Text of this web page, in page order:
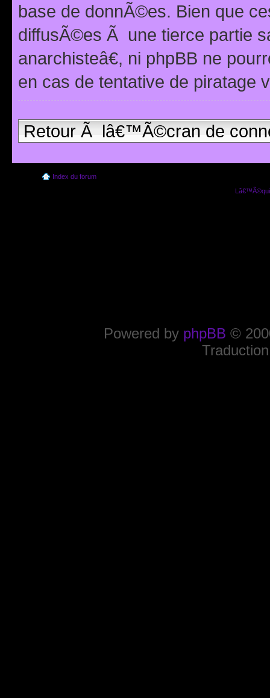
base de donnÃ©es. Bien que
diffusÃ©es Ã une tierce partie
anarchisteâ€, ni phpBB ne
en cas de tentative de piratage
Retour Ã lâ€™Ã©cran de
Index du forum
Powered by phpBB ©